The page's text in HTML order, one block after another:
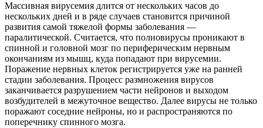
Массивная вирусемия длится от нескольких часов до
нескольких дней и в ряде случаев становится причиной
развития самой тяжелой формы заболевания —
паралитической. Считается, что полиовирусы проникают в
спинной и головной мозг по периферическим нервным
окончаниям из мышц, куда попадают при вирусемии.
Поражение нервных клеток регистрируется уже на ранней
стадии заболевания. Процесс размножения вирусов
заканчивается разрушением части нейронов и выходом
возбудителей в межуточное вещество. Далее вирусы не только
поражают соседние нейроны, но и распространяются по
поперечнику спинного мозга.